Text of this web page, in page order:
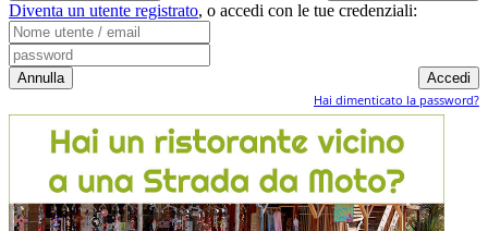
Diventa un utente registrato, o accedi con le tue credenziali:
Hai dimenticato la password?